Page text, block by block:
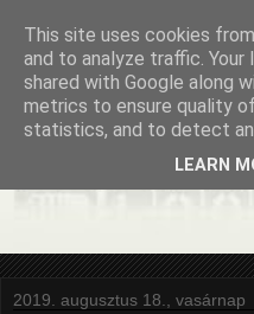
2019. augusztus 18., vasárnap
This site uses cookies
and to analyze traffic. Your
shared with Google along
metrics to ensure quality
statistics, and to detect
LEARN